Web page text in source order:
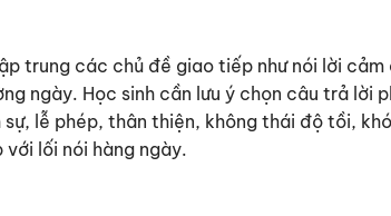
trung các chủ đề giao tiếp như nói lời cảm
ngày. Học sinh cần lưu ý chọn câu trả lời
lễ phép, thân thiện, không thái độ tồi,
lối nói hàng ngày.